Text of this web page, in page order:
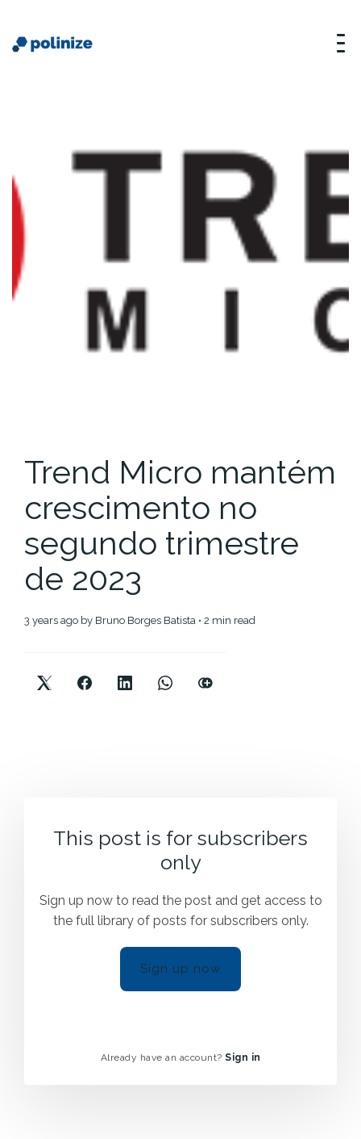
Trend Micro mantém
crescimento no
segundo trimestre
de 2023
3 years ago by Bruno Borges Batista • 2 min read
This post is for subscribers
only
Sign up now to read the post and get access to
the full library of posts for subscribers only.
Sign up now
Already have an account? Sign in